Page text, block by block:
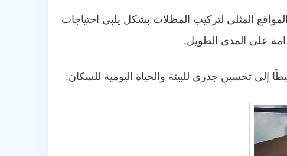
المثلى لتركيب المظلات بشكل يلبي احتياجات
على المدى الطويل.
إلى تحسين جذري للبيئة والحياة اليومية للسكان.